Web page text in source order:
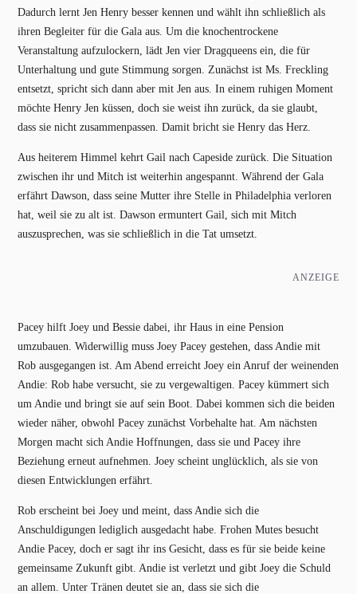
Dadurch lernt Jen Henry besser kennen und wählt ihn schließlich als
ihren Begleiter für die Gala aus. Um die knochentrockene
Veranstaltung aufzulockern, lädt Jen vier Dragqueens ein, die für
Unterhaltung und gute Stimmung sorgen. Zunächst ist Ms. Freckling
entsetzt, spricht sich dann aber mit Jen aus. In einem ruhigen Moment
möchte Henry Jen küssen, doch sie weist ihn zurück, da sie glaubt,
dass sie nicht zusammenpassen. Damit bricht sie Henry das Herz.
Aus heiterem Himmel kehrt Gail nach Capeside zurück. Die Situation
zwischen ihr und Mitch ist weiterhin angespannt. Während der Gala
erfährt Dawson, dass seine Mutter ihre Stelle in Philadelphia verloren
hat, weil sie zu alt ist. Dawson ermuntert Gail, sich mit Mitch
auszusprechen, was sie schließlich in die Tat umsetzt.
ANZEIGE
Pacey hilft Joey und Bessie dabei, ihr Haus in eine Pension
umzubauen. Widerwillig muss Joey Pacey gestehen, dass Andie mit
Rob ausgegangen ist. Am Abend erreicht Joey ein Anruf der weinenden
Andie: Rob habe versucht, sie zu vergewaltigen. Pacey kümmert sich
um Andie und bringt sie auf sein Boot. Dabei kommen sich die beiden
wieder näher, obwohl Pacey zunächst Vorbehalte hat. Am nächsten
Morgen macht sich Andie Hoffnungen, dass sie und Pacey ihre
Beziehung erneut aufnehmen. Joey scheint unglücklich, als sie von
diesen Entwicklungen erfährt.
Rob erscheint bei Joey und meint, dass Andie sich die
Anschuldigungen lediglich ausgedacht habe. Frohen Mutes besucht
Andie Pacey, doch er sagt ihr ins Gesicht, dass es für sie beide keine
gemeinsame Zukunft gibt. Andie ist verletzt und gibt Joey die Schuld
an allem. Unter Tränen deutet sie an, dass sie sich die